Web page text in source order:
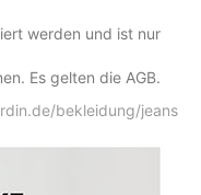
werden und ist nur
Es gelten die AGB.
bekleidung/jeans